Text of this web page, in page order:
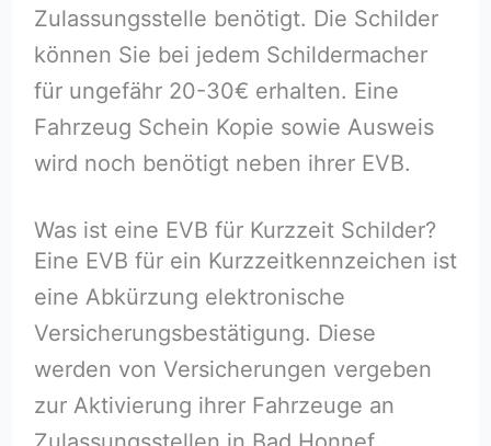
Zulassungsstelle benötigt. Die Schilder
können Sie bei jedem Schildermacher
für ungefähr 20-30€ erhalten. Eine
Fahrzeug Schein Kopie sowie Ausweis
wird noch benötigt neben ihrer EVB.
Was ist eine EVB für Kurzzeit Schilder?
Eine EVB für ein Kurzzeitkennzeichen ist
eine Abkürzung elektronische
Versicherungsbestätigung. Diese
werden von Versicherungen vergeben
zur Aktivierung ihrer Fahrzeuge an